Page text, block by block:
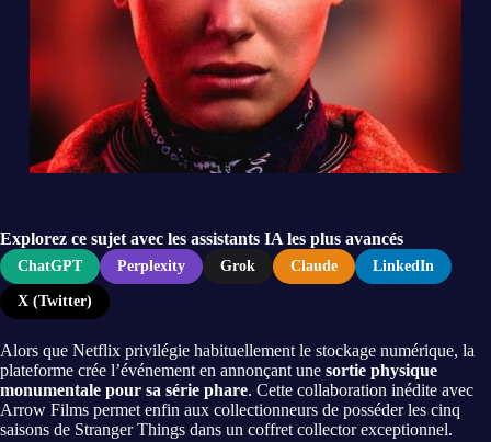
Explorez ce sujet avec les assistants IA les plus avancés
ChatGPT Perplexity Grok Claude LinkedIn
X (Twitter)
Alors que Netflix privilégie habituellement le stockage numérique, la
plateforme crée l’événement en annonçant une sortie physique
monumentale pour sa série phare. Cette collaboration inédite avec
Arrow Films permet enfin aux collectionneurs de posséder les cinq
saisons de Stranger Things dans un coffret collector exceptionnel.